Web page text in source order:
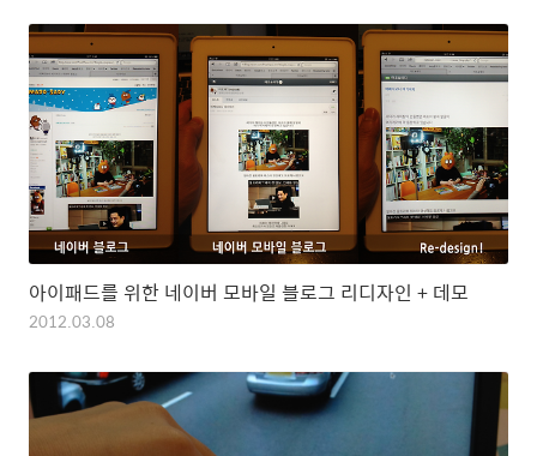
아이패드를 위한 네이버 모바일 블로그 리디자인 + 데모
2012.03.08